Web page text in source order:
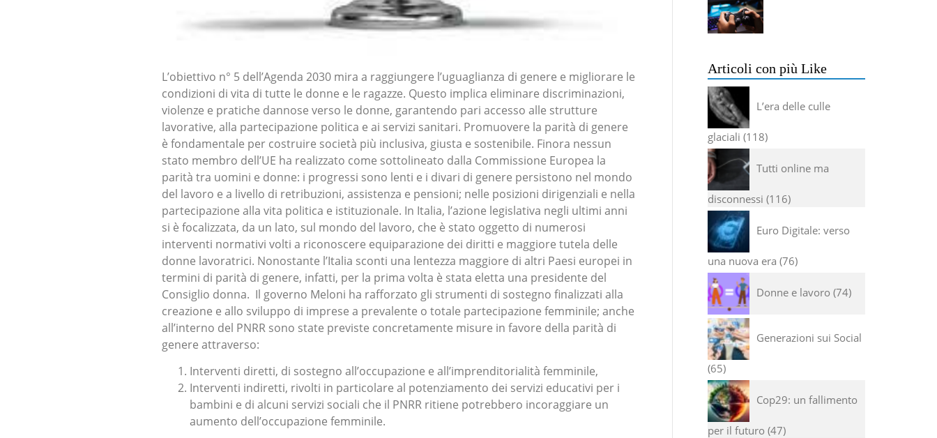
L’obiettivo n° 5 dell’Agenda 2030 mira a raggiungere l’uguaglianza di genere e migliorare le
condizioni di vita di tutte le donne e le ragazze. Questo implica eliminare discriminazioni,
violenze e pratiche dannose verso le donne, garantendo pari accesso alle strutture
lavorative, alla partecipazione politica e ai servizi sanitari. Promuovere la parità di genere
è fondamentale per costruire società più inclusiva, giusta e sostenibile. Finora nessun
stato membro dell’UE ha realizzato come sottolineato dalla Commissione Europea la
parità tra uomini e donne: i progressi sono lenti e i divari di genere persistono nel mondo
del lavoro e a livello di retribuzioni, assistenza e pensioni; nelle posizioni dirigenziali e nella
partecipazione alla vita politica e istituzionale. In Italia, l’azione legislativa negli ultimi anni
si è focalizzata, da un lato, sul mondo del lavoro, che è stato oggetto di numerosi
interventi normativi volti a riconoscere equiparazione dei diritti e maggiore tutela delle
donne lavoratrici. Nonostante l’Italia sconti una lentezza maggiore di altri Paesi europei in
termini di parità di genere, infatti, per la prima volta è stata eletta una presidente del
Consiglio donna. Il governo Meloni ha rafforzato gli strumenti di sostegno finalizzati alla
creazione e allo sviluppo di imprese a prevalente o totale partecipazione femminile; anche
all’interno del PNRR sono state previste concretamente misure in favore della parità di
genere attraverso:
Interventi diretti, di sostegno all’occupazione e all’imprenditorialità femminile,
Interventi indiretti, rivolti in particolare al potenziamento dei servizi educativi per i
bambini e di alcuni servizi sociali che il PNRR ritiene potrebbero incoraggiare un
aumento dell’occupazione femminile.
Articoli con più Like
L’era delle culle
glaciali 118
Tutti online ma
disconnessi 116
Euro Digitale: verso
una nuova era 76
Donne e lavoro 74
Generazioni sui Social
65
Cop29: un fallimento
per il futuro 47